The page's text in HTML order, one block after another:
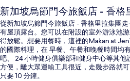
新加坡烏節門今旅飯店 - 香格
從新加坡烏節門今旅飯店 - 香格里拉集團
有屋頂露台。您可以在附設的室外游泳池
得放鬆。想要用餐時，這裡的Makan at
的國際料理，在 早餐、午餐和晚餐時間均
吧、 24 小時健身俱樂部和健身中心等其
方便，離大眾運輸工具很近，走幾步路就
只要 10 分鐘。